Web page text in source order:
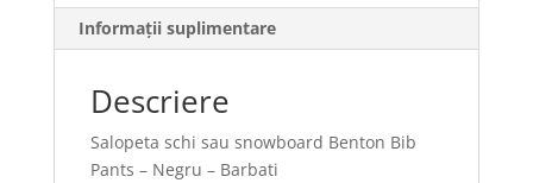
Informații suplimentare
Descriere
Salopeta schi sau snowboard Benton Bib
Pants – Negru – Barbati